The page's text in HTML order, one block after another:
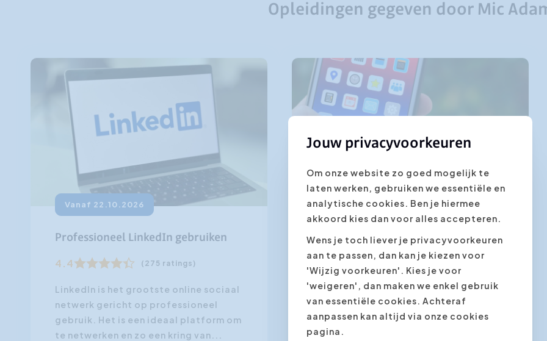
Opleidingen gegeven door Mic
Vanaf 22.10.2026
Professioneel LinkedIn gebruiken
4.4 (275 ratings)
LinkedIn is het grootste online sociaal
netwerk gericht op professioneel
gebruik. Het is een ideaal platform om
te netwerken en zo een kring van...
Social Media Marketing
4.35 (240 ratings)
Hoe maak je als bedrijf of organisatie
optimaal gebruik van Social Media
zoals Facebook, Twitter, LinkedIn en
Youtube? Een Facebook profiel of...
Jouw privacyvoorkeuren
Om onze website zo goed mogelijk te
laten werken, gebruiken we essentiële en
analytische cookies. Ben je hiermee
akkoord kies dan voor alles accepteren.
Wens je toch liever je privacyvoorkeuren
aan te passen, dan kan je kiezen voor
'Wijzig voorkeuren'. Kies je voor
'weigeren', dan maken we enkel gebruik
van essentiële cookies. Achteraf
aanpassen kan altijd via onze cookies
pagina.